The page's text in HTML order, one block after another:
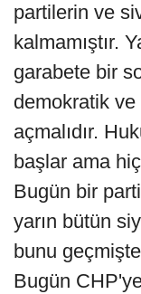
partilerin ve
kalmamıştır.
garabete bir
demokratik ve
açmalıdır.
başlar ama
Bugün bir
yarın bütün
bunu
Bugün